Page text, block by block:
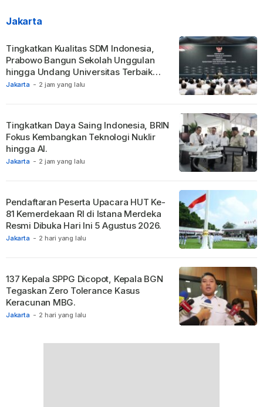
Jakarta
Jakarta - 2 jam yang lalu
Tingkatkan Kualitas SDM Indonesia,
Prabowo Bangun Sekolah Unggulan
hingga Undang Universitas Terbaik
Dunia.
Jakarta - 2 jam yang lalu
Tingkatkan Daya Saing Indonesia, BRIN
Fokus Kembangkan Teknologi Nuklir
hingga AI.
Jakarta - 2 hari yang lalu
Pendaftaran Peserta Upacara HUT Ke-
81 Kemerdekaan RI di Istana Merdeka
Resmi Dibuka Hari Ini 5 Agustus 2026.
Jakarta - 2 hari yang lalu
137 Kepala SPPG Dicopot, Kepala BGN
Tegaskan Zero Tolerance Kasus
Keracunan MBG.